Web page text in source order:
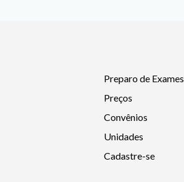
Preparo de Exames
Preços
Convênios
Unidades
Cadastre-se